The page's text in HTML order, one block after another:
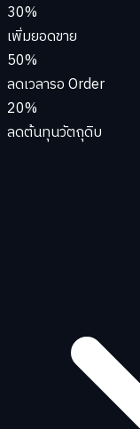
30%
เพิ่มยอดขาย
50%
ลดเวลารอ Order
20%
ลดต้นทุนวัตถุดิบ